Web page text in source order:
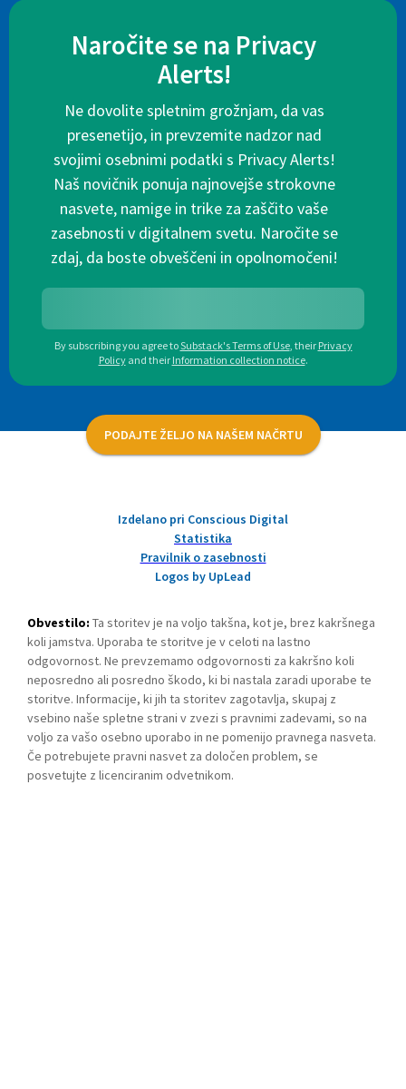
Naročite se na Privacy
Alerts!
Ne dovolite spletnim grožnjam, da vas
presenetijo, in prevzemite nadzor nad
svojimi osebnimi podatki s Privacy Alerts!
Naš novičnik ponuja najnovejše strokovne
nasvete, namige in trike za zaščito vaše
zasebnosti v digitalnem svetu. Naročite se
zdaj, da boste obveščeni in opolnomočeni!
By subscribing you agree toSubstack's Terms of Use, their Privacy
Policy and their Information collection notice.
PODAJTE ŽELJO NA NAŠEM NAČRTU
Izdelano pri Conscious Digital
Statistika
Pravilnik o zasebnosti
Logos by UpLead
Obvestilo: Ta storitev je na voljo takšna, kot je, brez kakršnega
koli jamstva. Uporaba te storitve je v celoti na lastno
odgovornost. Ne prevzemamo odgovornosti za kakršno koli
neposredno ali posredno škodo, ki bi nastala zaradi uporabe te
storitve. Informacije, ki jih ta storitev zagotavlja, skupaj z
vsebino naše spletne strani v zvezi s pravnimi zadevami, so na
voljo za vašo osebno uporabo in ne pomenijo pravnega nasveta.
Če potrebujete pravni nasvet za določen problem, se
posvetujte z licenciranim odvetnikom.